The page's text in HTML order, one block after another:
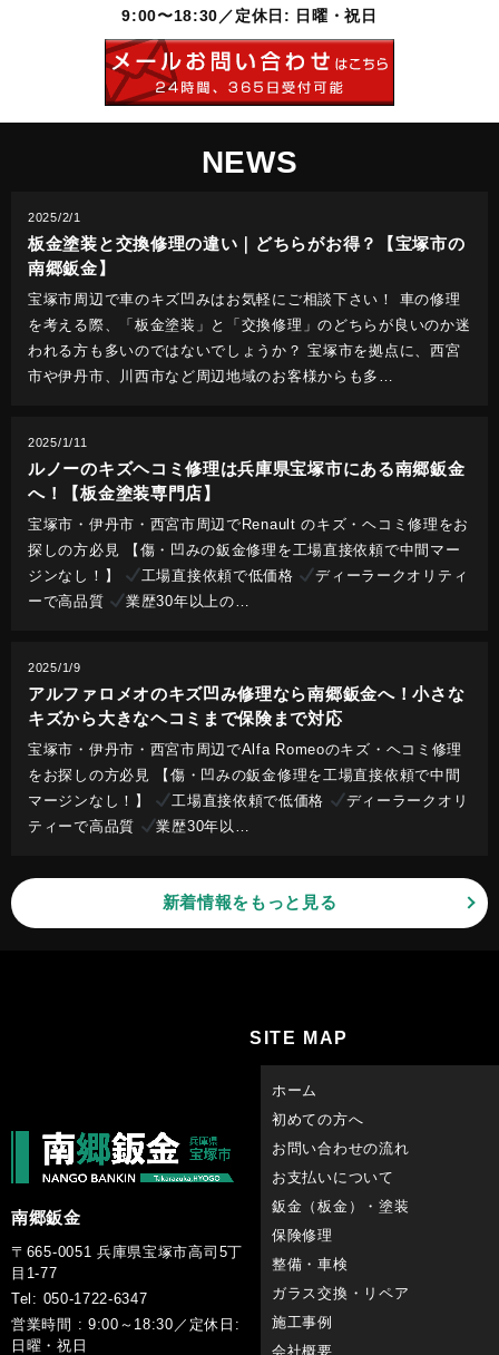
9:00〜18:30／定休日: 日曜・祝日
NEWS
2025/2/1
板金塗装と交換修理の違い｜どちらがお得？【宝塚市の
南郷鈑金】
宝塚市周辺で車のキズ凹みはお気軽にご相談下さい！ 車の修理
を考える際、「板金塗装」と「交換修理」のどちらが良いのか迷
われる方も多いのではないでしょうか？ 宝塚市を拠点に、西宮
市や伊丹市、川西市など周辺地域のお客様からも多…
2025/1/11
ルノーのキズヘコミ修理は兵庫県宝塚市にある南郷鈑金
へ！【板金塗装専門店】
宝塚市・伊丹市・西宮市周辺でRenault のキズ・ヘコミ修理をお
探しの方必見 【傷・凹みの鈑金修理を工場直接依頼で中間マー
ジンなし！】
工場直接依頼で低価格
ディーラークオリティ
ーで高品質
業歴30年以上の…
2025/1/9
アルファロメオのキズ凹み修理なら南郷鈑金へ！小さな
キズから大きなヘコミまで保険まで対応
宝塚市・伊丹市・西宮市周辺でAlfa Romeoのキズ・ヘコミ修理
をお探しの方必見 【傷・凹みの鈑金修理を工場直接依頼で中間
マージンなし！】
工場直接依頼で低価格
ディーラークオリ
ティーで高品質
業歴30年以…
新着情報をもっと見る
南郷鈑金
〒665-0051 兵庫県宝塚市高司5丁
目1-77
Tel: 050-1722-6347
営業時間 : 9:00～18:30／定休日:
日曜・祝日
SITE MAP
ホーム
初めての方へ
お問い合わせの流れ
お支払いについて
鈑金（板金）・塗装
保険修理
整備・車検
ガラス交換・リペア
施工事例
会社概要